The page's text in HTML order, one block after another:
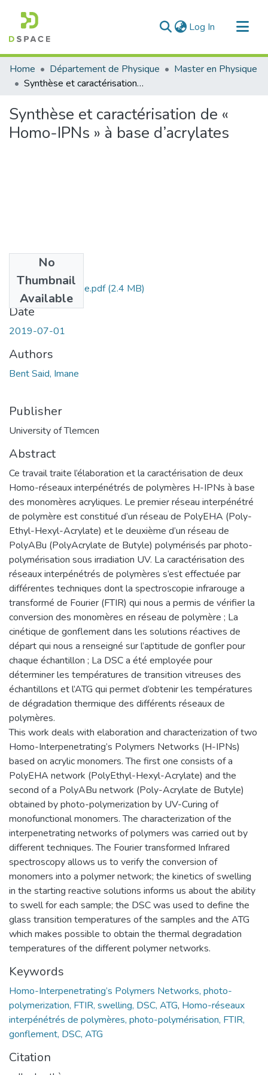
Log In (current)
Communities & Collections
All of DSpace
Home Département de Physique
Master en Physique
Synthèse et caractérisation de « Homo-IPNs » à base d’acrylates
Synthèse et caractérisation de «
Homo-IPNs » à base d’acrylates
No
Thumbnail
Available
BENT-SAID-Imane.pdf(2.4 MB)
Date
2019-07-01
Authors
Bent Said, Imane
Publisher
University of Tlemcen
Abstract
Ce travail traite l’élaboration et la caractérisation de deux
Homo-réseaux interpénétrés de polymères H-IPNs à base
des monomères acryliques. Le premier réseau interpénétré
de polymère est constitué d’un réseau de PolyEHA (Poly-
Ethyl-Hexyl-Acrylate) et le deuxième d’un réseau de
PolyABu (PolyAcrylate de Butyle) polymérisés par photo-
polymérisation sous irradiation UV. La caractérisation des
réseaux interpénétrés de polymères s’est effectuée par
différentes techniques dont la spectroscopie infrarouge a
transformé de Fourier (FTIR) qui nous a permis de vérifier la
conversion des monomères en réseau de polymère ; La
cinétique de gonflement dans les solutions réactives de
départ qui nous a renseigné sur l’aptitude de gonfler pour
chaque échantillon ; La DSC a été employée pour
déterminer les températures de transition vitreuses des
échantillons et l’ATG qui permet d’obtenir les températures
de dégradation thermique des différents réseaux de
polymères.
This work deals with elaboration and characterization of two
Homo-Interpenetrating’s Polymers Networks (H-IPNs)
based on acrylic monomers. The first one consists of a
PolyEHA network (PolyEthyl-Hexyl-Acrylate) and the
second of a PolyABu network (Poly-Acrylate de Butyle)
obtained by photo-polymerization by UV-Curing of
monofunctional monomers. The characterization of the
interpenetrating networks of polymers was carried out by
different techniques. The Fourier transformed Infrared
spectroscopy allows us to verify the conversion of
monomers into a polymer network; the kinetics of swelling
in the starting reactive solutions informs us about the ability
to swell for each sample; the DSC was used to define the
glass transition temperatures of the samples and the ATG
which makes possible to obtain the thermal degradation
temperatures of the different polymer networks.
Keywords
Homo-Interpenetrating’s Polymers Networks, photo-
polymerization, FTIR, swelling, DSC, ATG, Homo-réseaux
interpénétrés de polymères, photo-polymérisation, FTIR,
gonflement, DSC, ATG
Citation